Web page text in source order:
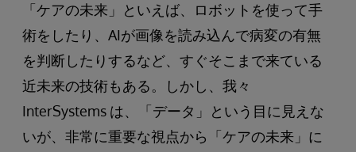
「ケアの未来」といえば、ロボットを使って手
術をしたり、AIが画像を読み込んで病変の有無
を判断したりするなど、すぐそこまで来ている
近未来の技術もある。しかし、我々
InterSystems は、「データ」という目に見えな
いが、非常に重要な視点から「ケアの未来」に